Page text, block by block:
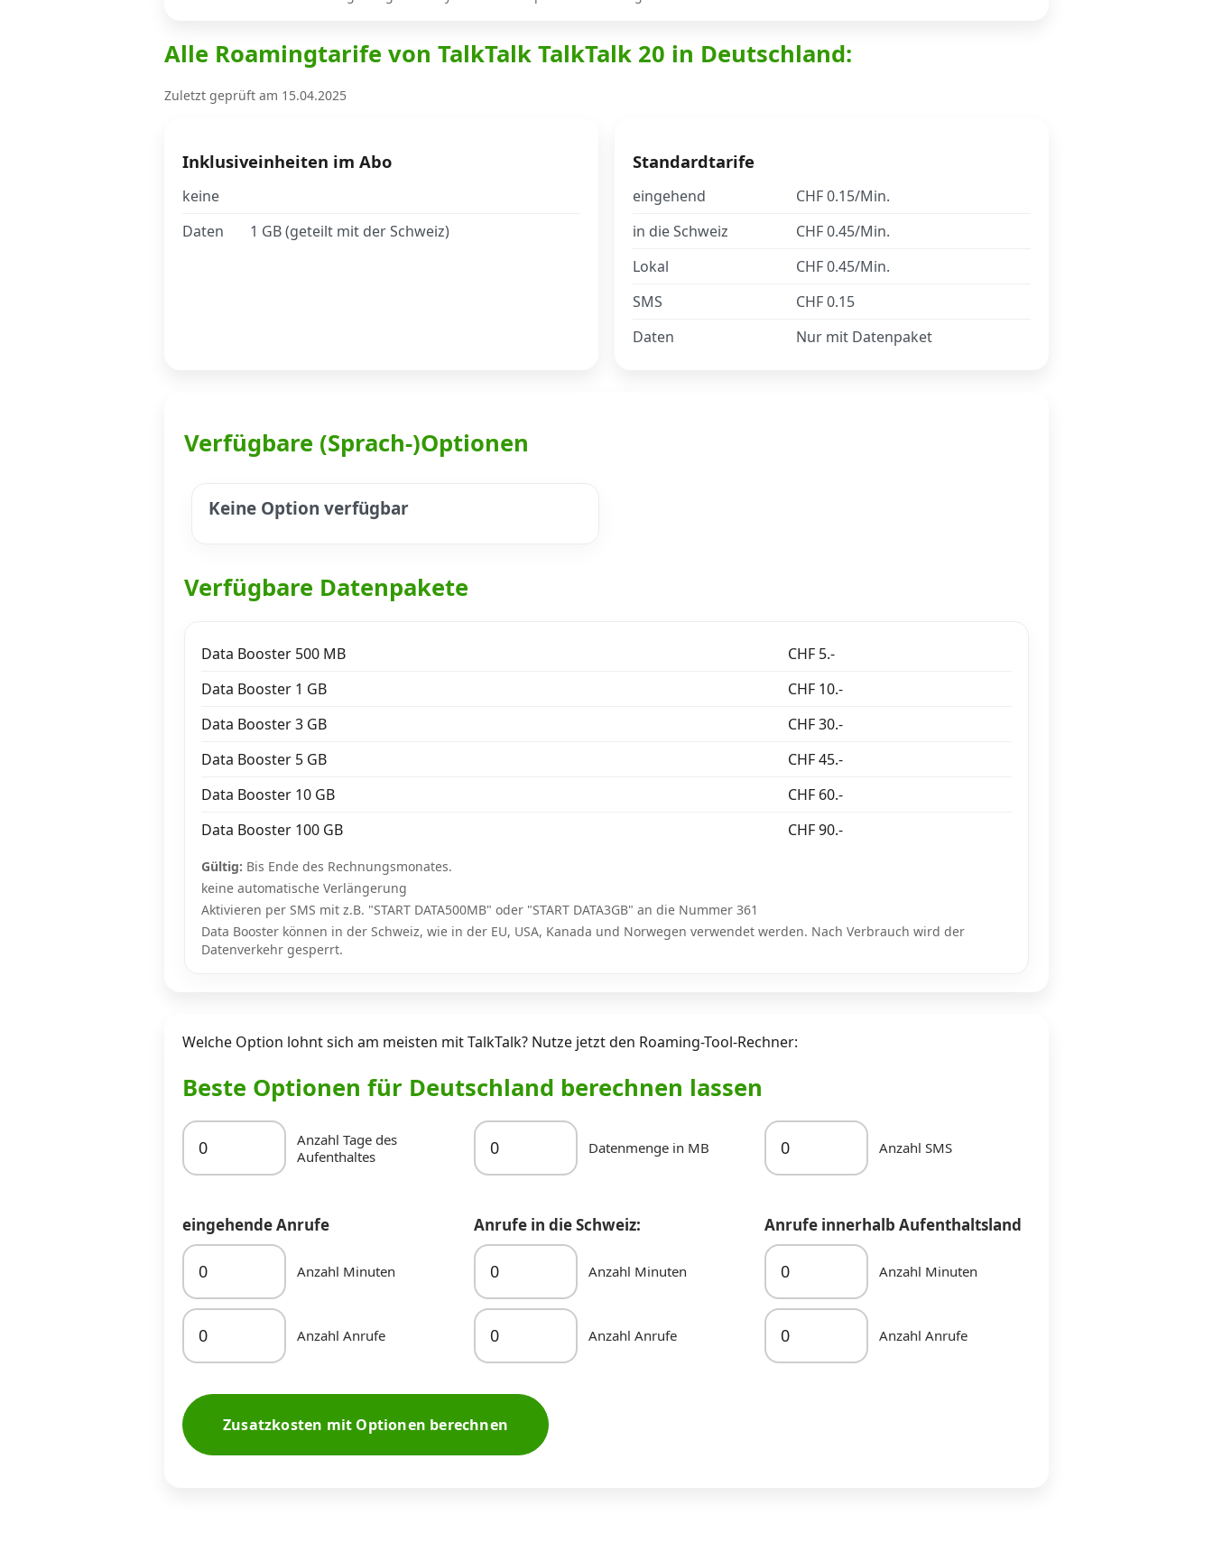
Internet, TV, Telefon
Impressum
Alle Roamingtarife von TalkTalk TalkTalk 20 in Deutschland:
Zuletzt geprüft am 15.04.2025
Inklusiveinheiten im Abo
keine
Daten
1 GB (geteilt mit der Schweiz)
Standardtarife
eingehend
CHF 0.15/Min.
in die Schweiz
CHF 0.45/Min.
Lokal
CHF 0.45/Min.
SMS
CHF 0.15
Daten
Nur mit Datenpaket
Verfügbare (Sprach-)Optionen
Keine Option verfügbar
Verfügbare Datenpakete
Data Booster 500 MB
CHF 5.-
Data Booster 1 GB
CHF 10.-
Data Booster 3 GB
CHF 30.-
Data Booster 5 GB
CHF 45.-
Data Booster 10 GB
CHF 60.-
Data Booster 100 GB
CHF 90.-
Gültig: Bis Ende des Rechnungsmonates.
keine automatische Verlängerung
Aktivieren per SMS mit z.B. "START DATA500MB" oder "START DATA3GB" an die Nummer 361
Data Booster können in der Schweiz, wie in der EU, USA, Kanada und Norwegen verwendet werden. Nach Verbrauch wird der
Datenverkehr gesperrt.
Welche Option lohnt sich am meisten mit TalkTalk? Nutze jetzt den Roaming-Tool-Rechner:
Beste Optionen für Deutschland berechnen lassen
Anzahl Tage des
Aufenthaltes
Datenmenge in MB Anzahl SMS
eingehende Anrufe
Anzahl Minuten
Anzahl Anrufe
Anrufe in die Schweiz:
Anzahl Minuten
Anzahl Anrufe
Anrufe innerhalb Aufenthaltsland
Anzahl Minuten
Anzahl Anrufe
Zusatzkosten mit Optionen berechnen